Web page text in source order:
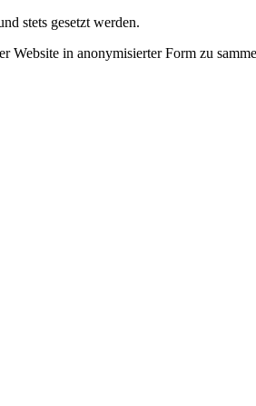
stets gesetzt werden.
Website in anonymisierter Form zu